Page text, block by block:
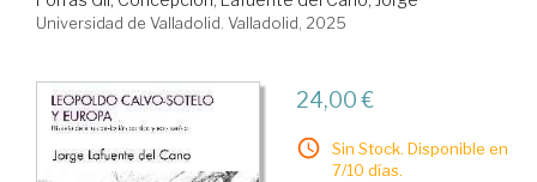
Universidad de Valladolid. Valladolid, 2025
24,00 €
Sin Stock. Disponible en
7/10 días.